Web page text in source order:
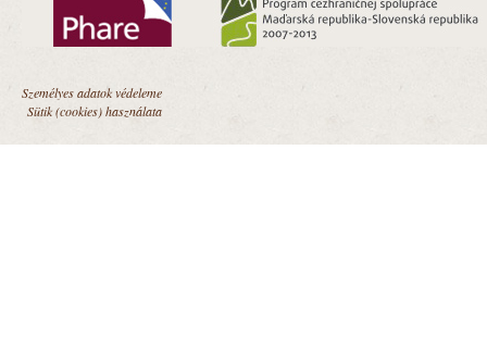
Személyes adatok védeleme
Sütik (cookies) használata